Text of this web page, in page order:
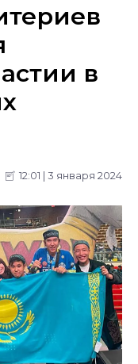
в
12:01 | 3 января 2024